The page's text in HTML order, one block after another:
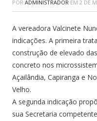
POR ADMINISTRADOR EM 2 DE
A vereadora Valcinete
indicações. A primeira
construção de elevado
concreto nos
Açailândia, Capiranga e
Velho.
A segunda indicação
sua Secretaria